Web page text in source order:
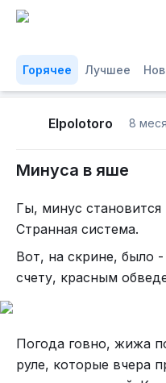
Горячее Лучшее
Elpolotoro 8
Минуса в яше
Гы, минус
Странная система.
Вот, на скрине, было
счету, красным
Погода говно, жижа
руле, которые вчера